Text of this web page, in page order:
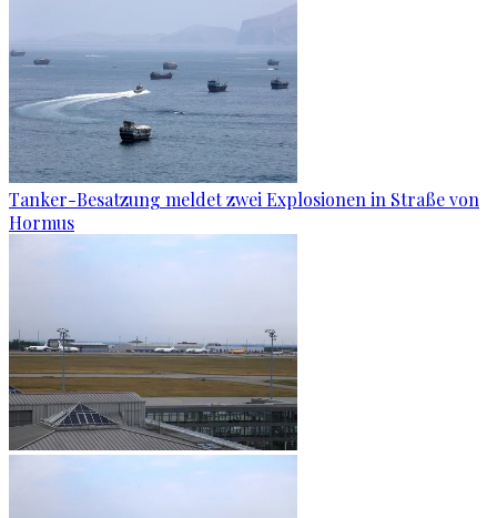
Tanker-Besatzung meldet zwei Explosionen in Straße von
Hormus